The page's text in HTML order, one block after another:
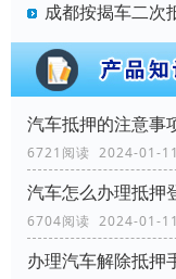
成都按揭车二次
汽车抵押的注意事
6721阅读 2024-01-
汽车怎么办理抵押
6704阅读 2024-01-
办理汽车解除抵押